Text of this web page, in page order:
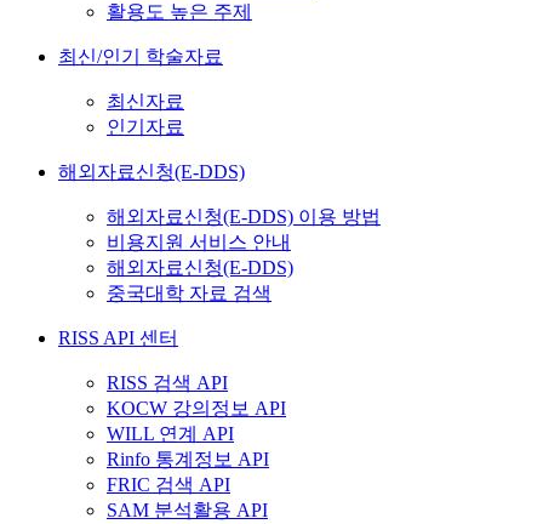
활용도 높은 주제
최신/인기 학술자료
최신자료
인기자료
해외자료신청(E-DDS)
해외자료신청(E-DDS) 이용 방법
비용지원 서비스 안내
해외자료신청(E-DDS)
중국대학 자료 검색
RISS API 센터
RISS 검색 API
KOCW 강의정보 API
WILL 연계 API
Rinfo 통계정보 API
FRIC 검색 API
SAM 분석활용 API